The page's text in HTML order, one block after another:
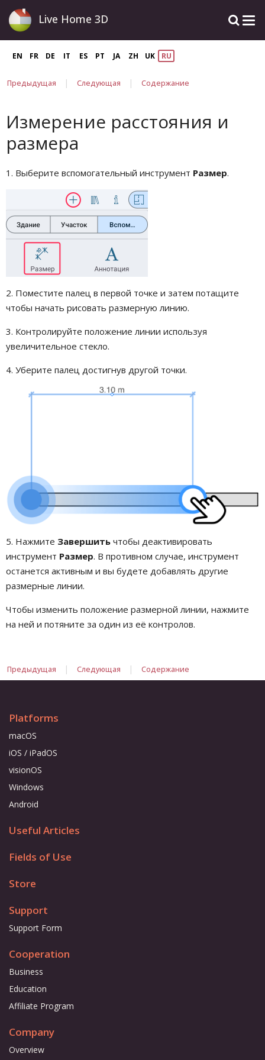
Live Home 3D
EN FR DE IT ES PT JA ZH UK RU
Предыдущая | Следующая | Содержание
Измерение расстояния и
размера
1. Выберите вспомогательный инструмент Размер.
2. Поместите палец в первой точке и затем потащите
чтобы начать рисовать размерную линию.
3. Контролируйте положение линии используя
увеличительное стекло.
4. Уберите палец достигнув другой точки.
5. Нажмите Завершить чтобы деактивировать
инструмент Размер. В противном случае, инструмент
останется активным и вы будете добавлять другие
размерные линии.
Чтобы изменить положение размерной линии, нажмите
на ней и потяните за один из её контролов.
Предыдущая | Следующая | Содержание
Platforms
macOS
iOS / iPadOS
visionOS
Windows
Android
Useful Articles
Fields of Use
Store
Support
Support Form
Cooperation
Business
Education
Affiliate Program
Company
Overview